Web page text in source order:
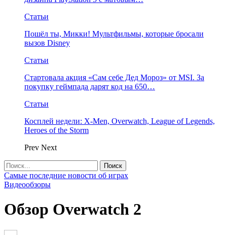
Статьи
Пошёл ты, Микки! Мультфильмы, которые бросали
вызов Disney
Статьи
Стартовала акция «Сам себе Дед Мороз» от MSI. За
покупку геймпада дарят код на 650…
Статьи
Косплей недели: X-Men, Overwatch, League of Legends,
Heroes of the Storm
Prev Next
Самые последние новости об играх
Видеообзоры
Обзор Overwatch 2